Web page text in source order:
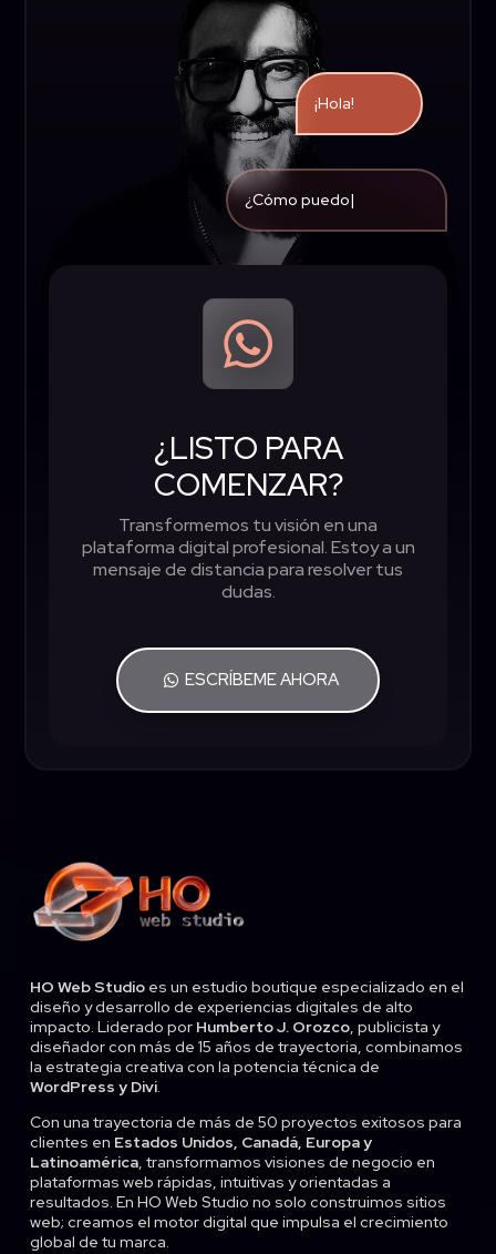
¡Hola!
¿Cómo |

¿LISTO PARA
COMENZAR?
Transformemos tu visión en una
plataforma digital profesional. Estoy a un
mensaje de distancia para resolver tus
dudas.
ESCRÍBEME AHORA
HO Web Studioes un estudio boutique especializado en el
diseño y desarrollo de experiencias digitales de alto
impacto. Liderado por Humberto J. Orozco, publicista y
diseñador con más de 15 años de trayectoria, combinamos
la estrategia creativa con la potencia técnica de
WordPress y Divi.
Con una trayectoria de más de 50 proyectos exitosos para
clientes en Estados Unidos, Canadá, Europa y
Latinoamérica, transformamos visiones de negocio en
plataformas web rápidas, intuitivas y orientadas a
resultados. En HO Web Studio no solo construimos sitios
web; creamos el motor digital que impulsa el crecimiento
global de tu marca.